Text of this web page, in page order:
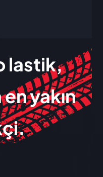
lastik,
yakın